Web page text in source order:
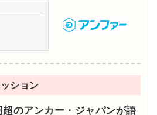
ション
のアンカー・ジャパンが語